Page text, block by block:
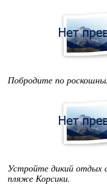
Побродите по
Устройте дикий отдых
пляже Корсики.